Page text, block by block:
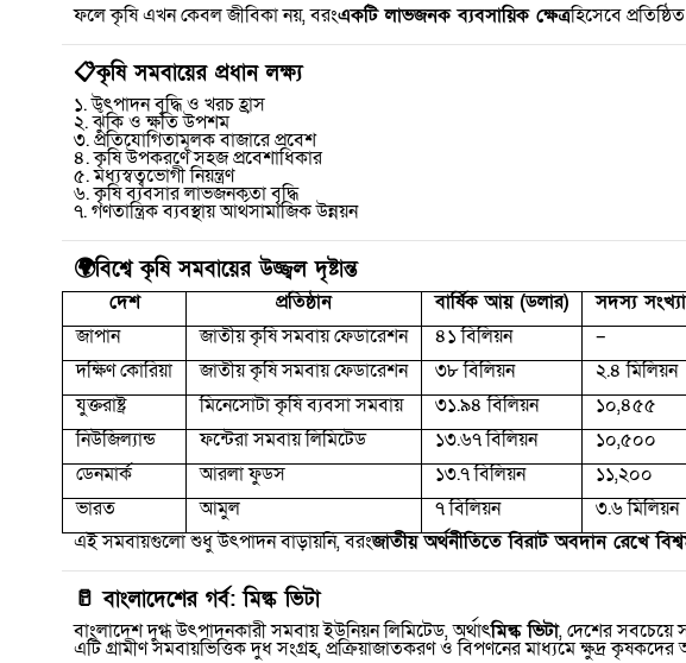
ফলে কৃষি এখন কেবল জীবিকা নয়,বরংএকটি লাভজনক ব্যবসায়িক ক্ষেত্রহিসেবে
📋কৃষি সমবায়ের প্রধান লক্ষ্য
১. উৎপাদন বৃদ্ধি ও খরচ হ্রাস
২. ঝুঁকি ও ক্ষতি উপশম
৩. প্রতিযোগিতামূলক বাজারে প্রবেশ
৪. কৃষি উপকরণে সহজ প্রবেশাধিকার
৫. মধ্যস্বত্বভোগী নিয়ন্ত্রণ
৬. কৃষি ব্যবসার লাভজনকতা বৃদ্ধি
৭. গণতান্ত্রিক ব্যবস্থায় আর্থসামাজিক উন্নয়ন
🌍বিশ্বে কৃষি সমবায়ের উজ্জ্বল দৃষ্টান্ত
দেশ প্রতিষ্ঠান বার্ষিক আয় (ডলার) সদস্য সংখ্যা
জাপান
জাতীয় কৃষি সমবায় ফেডারেশন ৪১ বিলিয়ন –
দক্ষিণ কোরিয়া
জাতীয় কৃষি সমবায় ফেডারেশন ৩৮ বিলিয়ন ২.৪ মিলিয়ন
যুক্তরাষ্ট্র
মিনেসোটা কৃষি ব্যবসা সমবায় ৩১.৯৪ বিলিয়ন ১০,৪৫৫
নিউজিল্যান্ড
ফন্টেরা সমবায় লিমিটেড ১৩.৬৭ বিলিয়ন ১০,৫০০
ডেনমার্ক
আরলা ফুডস ১৩.৭ বিলিয়ন ১১,২০০
ভারত
আমুল ৭ বিলিয়ন ৩.৬ মিলিয়ন
এই সমবায়গুলো শুধু উৎপাদন বাড়ায়নি,বরংজাতীয় অর্থনীতিতে বিরাট অবদান রেখে
🥛বাংলাদেশের গর্ব: মিল্ক ভিটা
বাংলাদেশ দুগ্ধ উৎপাদনকারী সমবায় ইউনিয়ন লিমিটেড,অর্থাৎমিল্ক ভিটা,দেশের
এটি গ্রামীণ সমবায়ভিত্তিক দুধ সংগ্রহ,প্রক্রিয়াজাতকরণ ও বিপণনের মাধ্যমে ক্ষুদ্র কৃষকদের